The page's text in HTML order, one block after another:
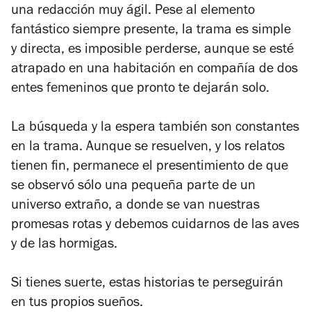
una redacción muy ágil. Pese al elemento
fantástico siempre presente, la trama es simple
y directa, es imposible perderse, aunque se esté
atrapado en una habitación en compañía de dos
entes femeninos que pronto te dejarán solo.
La búsqueda y la espera también son constantes
en la trama. Aunque se resuelven, y los relatos
tienen fin, permanece el presentimiento de que
se observó sólo una pequeña parte de un
universo extraño, a donde se van nuestras
promesas rotas y debemos cuidarnos de las aves
y de las hormigas.
Si tienes suerte, estas historias te perseguirán
en tus propios sueños.